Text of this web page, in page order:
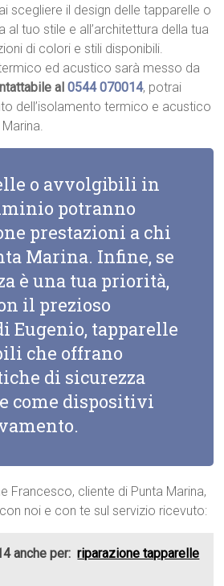
scegliere il design delle tapparelle o
al tuo stile e all’architettura della tua
di colori e stili disponibili.
ed acustico sarà messo da
al0544 070014, potrai
dell’isolamento termico e acustico
o avvolgibili in
potranno
prestazioni a chi
Marina. Infine, se
è una tua priorità,
il prezioso
Eugenio, tapparelle
che offrano
di sicurezza
come dispositivi
Francesco, cliente di Punta Marina,
noi e con te sul servizio ricevuto:
anche per: riparazione tapparelle